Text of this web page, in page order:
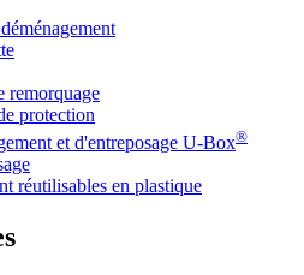
remorquage
protection
et d'entreposage U-Box®
réutilisables en plastique